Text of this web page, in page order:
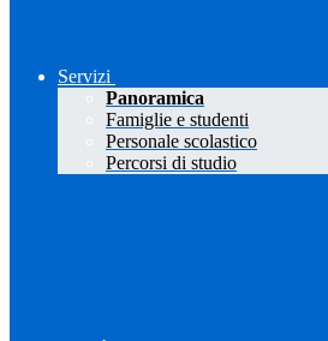
Servizi
Panoramica
Famiglie e studenti
Personale scolastico
Percorsi di studio